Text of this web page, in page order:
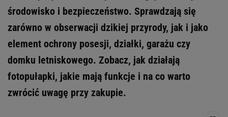
środowisko i bezpieczeństwo. Sprawdzają się
zarówno w obserwacji dzikiej przyrody, jak i jako
element ochrony posesji, działki, garażu czy
domku letniskowego. Zobacz, jak działają
fotopułapki, jakie mają funkcje i na co warto
zwrócić uwagę przy zakupie.